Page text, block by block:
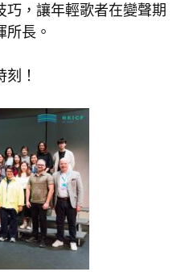
，讓年輕歌者在變聲期
長。
！